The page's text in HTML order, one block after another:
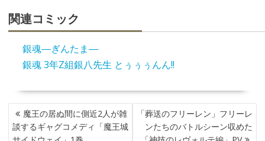
関連コミック
銀魂―ぎんたま―
銀魂 3年Z組銀八先生 とぅぅぅんん!!
投
稿
ナ
魔王の居ぬ間に側近2人が雑
談するギャグコメディ「魔王城
「葬送のフリーレン」フリーレ
ンたちのバトルシーン収めた